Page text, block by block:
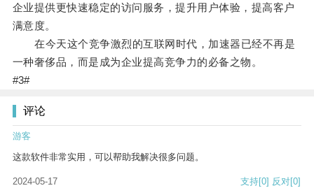
企业提供更快速稳定的访问服务，提升用户体验，提高客户
满意度。
在今天这个竞争激烈的互联网时代，加速器已经不再是
一种奢侈品，而是成为企业提高竞争力的必备之物。
#3#
评论
游客
这款软件非常实用，可以帮助我解决很多问题。
2024-05-17 支持[0] 反对[0]